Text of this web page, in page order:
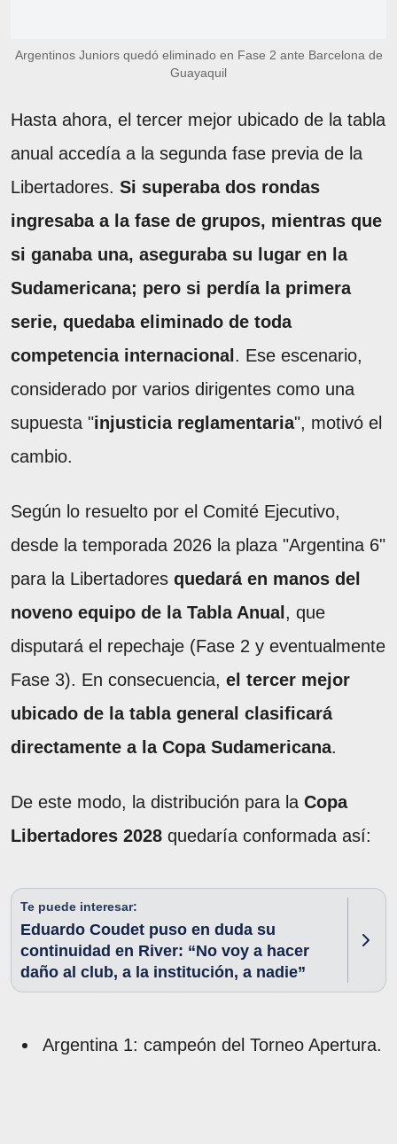
Argentinos Juniors quedó eliminado en Fase 2 ante Barcelona de
Guayaquil
Hasta ahora, el tercer mejor ubicado de la tabla
anual accedía a la segunda fase previa de la
Libertadores. Si superaba dos rondas
ingresaba a la fase de grupos, mientras que
si ganaba una, aseguraba su lugar en la
Sudamericana; pero si perdía la primera
serie, quedaba eliminado de toda
competencia internacional . Ese escenario,
considerado por varios dirigentes como una
supuesta "injusticia reglamentaria", motivó el
cambio.
Según lo resuelto por el Comité Ejecutivo,
desde la temporada 2026 la plaza "Argentina 6"
para la Libertadores quedará en manos del
noveno equipo de la Tabla Anual , que
disputará el repechaje (Fase 2 y eventualmente
Fase 3). En consecuencia, el tercer mejor
ubicado de la tabla general clasificará
directamente a la Copa Sudamericana.
De este modo, la distribución para la Copa
Libertadores 2028 quedaría conformada así:
Te puede interesar:
Eduardo Coudet puso en duda su
continuidad en River: “No voy a hacer
daño al club, a la institución, a nadie”
Argentina 1: campeón del Torneo Apertura.